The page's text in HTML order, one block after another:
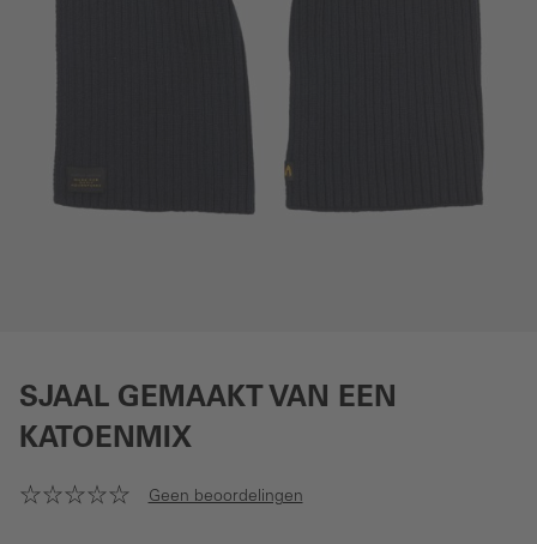
SJAAL GEMAAKT VAN EEN
KATOENMIX
Geen beoordelingen